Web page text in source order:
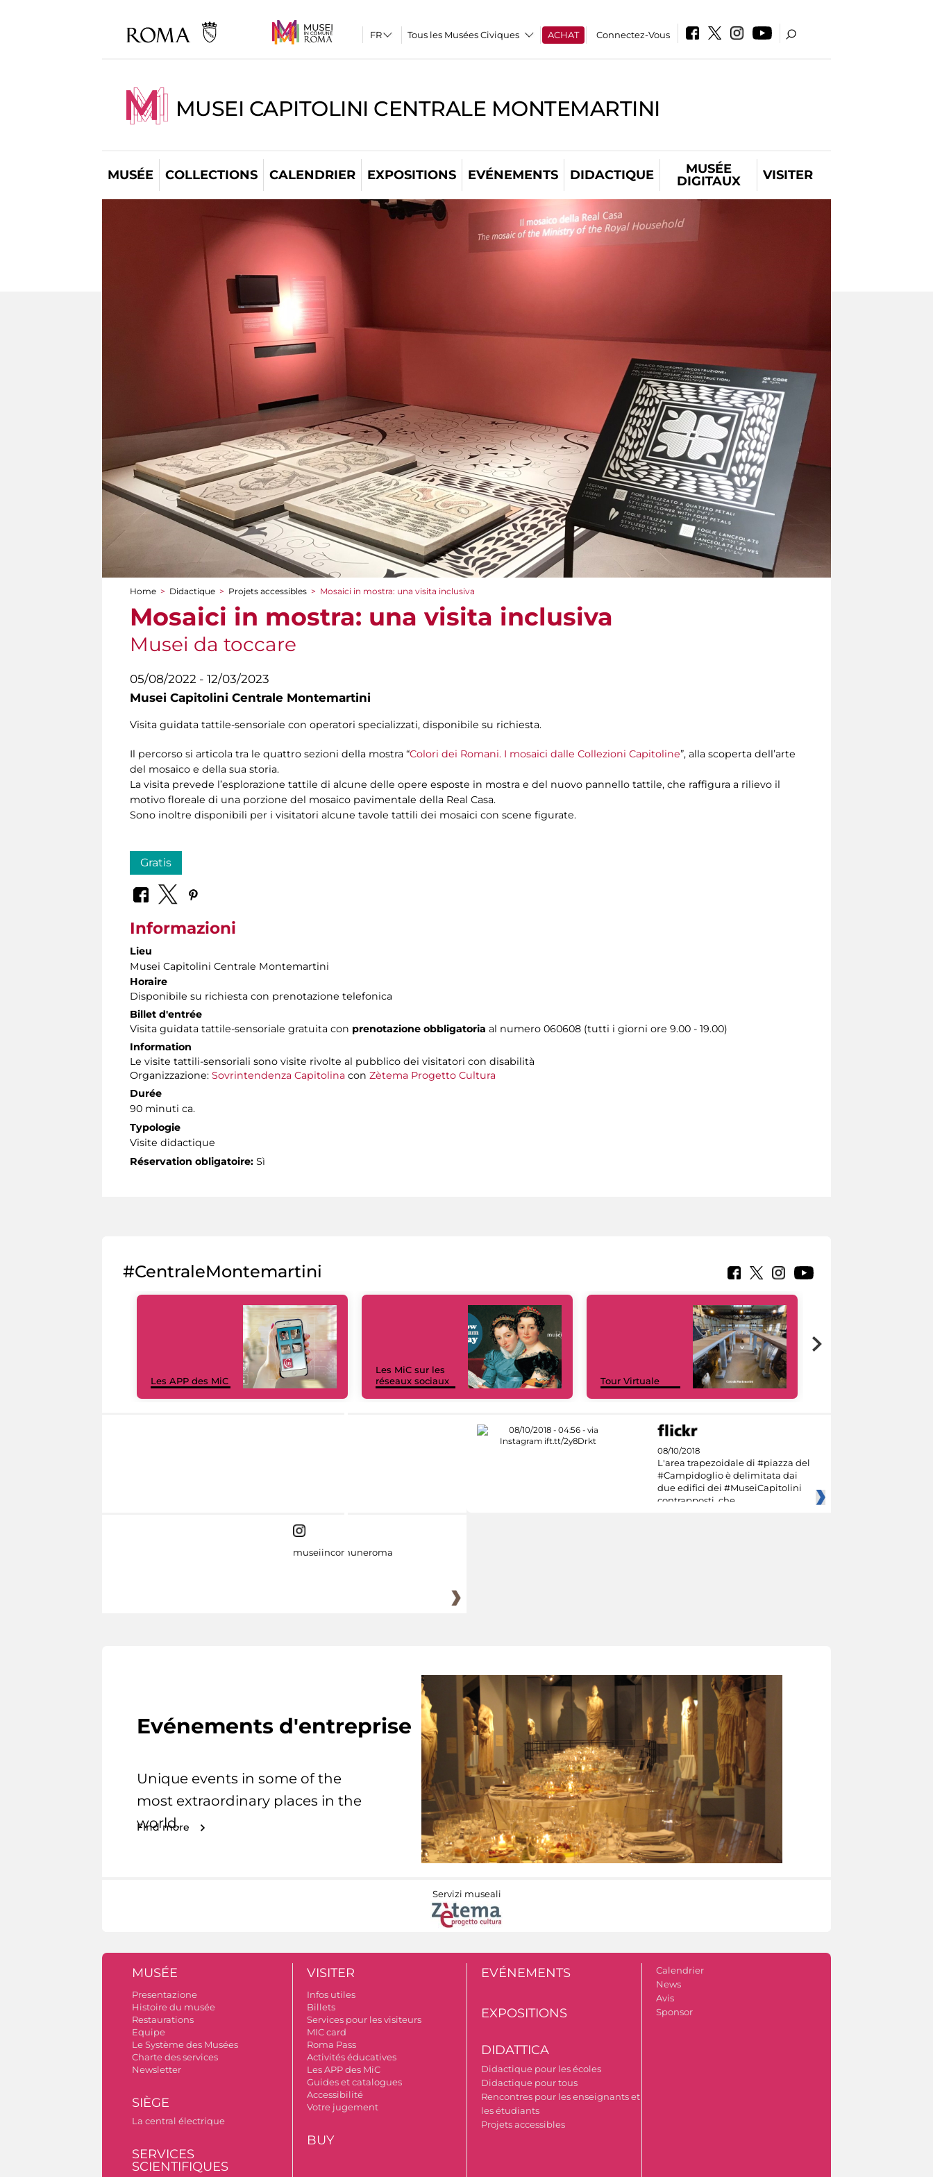
Tous les Musées Civiques ACHAT Connectez-Vous
MUSEI CAPITOLINI CENTRALE MONTEMARTINI
MUSÉE COLLECTIONS CALENDRIER EXPOSITIONS EVÉNEMENTS DIDACTIQUE
MUSÉE
DIGITAUX
VISITER
You are here
Home > Didactique > Projets accessibles > Mosaici in mostra: una visita inclusiva
Mosaici in mostra: una visita inclusiva
Musei da toccare
05/08/2022 - 12/03/2023
Musei Capitolini Centrale Montemartini
Visita guidata tattile-sensoriale con operatori specializzati, disponibile su richiesta.
Il percorso si articola tra le quattro sezioni della mostra “Colori dei Romani. I mosaici dalle Collezioni Capitoline”, alla scoperta dell’arte
del mosaico e della sua storia.
La visita prevede l’esplorazione tattile di alcune delle opere esposte in mostra e del nuovo pannello tattile, che raffigura a rilievo il
motivo floreale di una porzione del mosaico pavimentale della Real Casa.
Sono inoltre disponibili per i visitatori alcune tavole tattili dei mosaici con scene figurate.
Gratis
Informazioni
Lieu
Musei Capitolini Centrale Montemartini
Horaire
Disponibile su richiesta con prenotazione telefonica
Billet d'entrée
Visita guidata tattile-sensoriale gratuita con prenotazione obbligatoria al numero 060608 (tutti i giorni ore 9.00 - 19.00)
Information
Le visite tattili-sensoriali sono visite rivolte al pubblico dei visitatori con disabilità
Organizzazione: Sovrintendenza Capitolina con Zètema Progetto Cultura
Durée
90 minuti ca.
Typologie
Visite didactique
Réservation obligatoire: Sì
#CentraleMontemartini
Les APP des MiC
Les MiC sur les
réseaux sociaux
Tour Virtuale
08/10/2018
L'area trapezoidale di #piazza del
#Campidoglio è delimitata dai
due edifici dei #MuseiCapitolini
contrapposti, che
museiincomuneroma
Evénements d'entreprise
Unique events in some of the
most extraordinary places in the
world.
Find more
Servizi museali
MUSÉE
Presentazione
Histoire du musée
Restaurations
Equipe
Le Système des Musées
Charte des services
Newsletter
SIÈGE
La central électrique
SERVICES
SCIENTIFIQUES
VISITER
Infos utiles
Billets
Services pour les visiteurs
MIC card
Roma Pass
Activités éducatives
Les APP des MiC
Guides et catalogues
Accessibilité
Votre jugement
BUY
EVÉNEMENTS
EXPOSITIONS
DIDATTICA
Didactique pour les écoles
Didactique pour tous
Rencontres pour les enseignants et
les étudiants
Projets accessibles
Calendrier
News
Avis
Sponsor